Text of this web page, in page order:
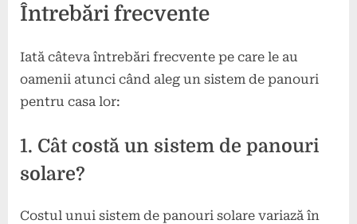
Întrebări frecvente
Iată câteva întrebări frecvente pe care le au
oamenii atunci când aleg un sistem de panouri
pentru casa lor:
1. Cât costă un sistem de panouri
solare?
Costul unui sistem de panouri solare variază în